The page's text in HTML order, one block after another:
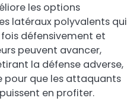
les options
latéraux polyvalents qui
défensivement et
peuvent avancer,
la défense adverse,
pour que les attaquants
en profiter.